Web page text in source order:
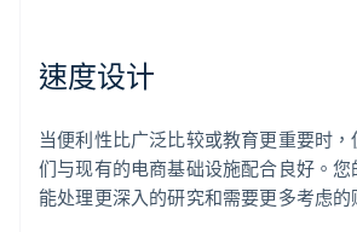
速度设计
当便利性比广泛比较或教育更重要时
们与现有的电商基础设施配合良好。
能处理更深入的研究和需要更多考虑的